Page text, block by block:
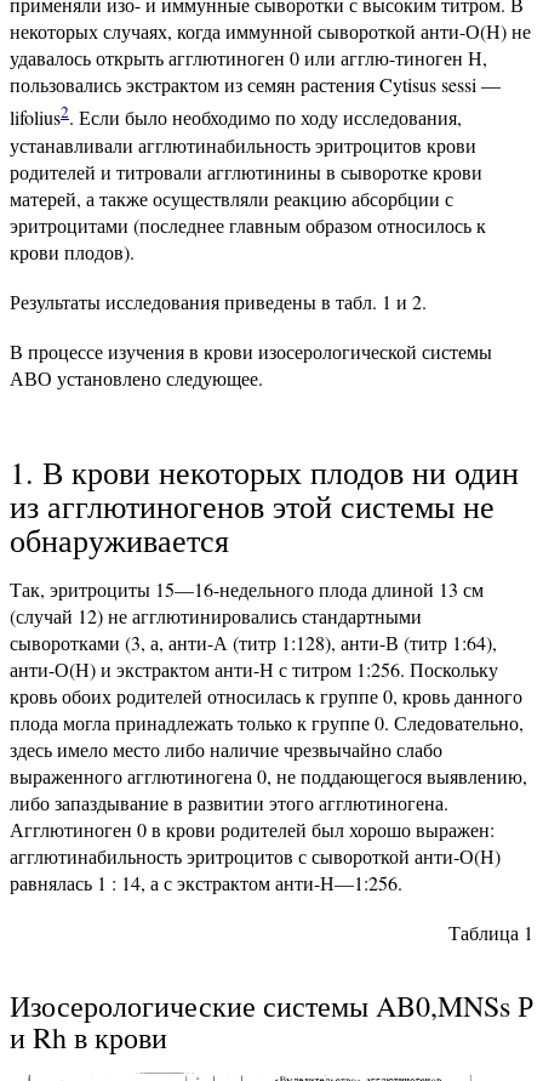
некоторых случаях, когда иммунной сывороткой анти-О(Н) не
удавалось открыть агглютиноген 0 или агглю-тиноген Н,
пользовались экстрактом из семян растения Cytisus sessi —
lifolius2. Если было необходимо по ходу исследования,
устанавливали агглютинабильность эритроцитов крови
родителей и титровали агглютинины в сыворотке крови
матерей, а также осуществляли реакцию абсорбции с
эритроцитами (последнее главным образом относилось к
крови плодов).
Результаты исследования приведены в табл. 1 и 2.
В процессе изучения в крови изосерологической системы
АВО установлено следующее.
1. В крови некоторых плодов ни один
из агглютиногенов этой системы не
обнаруживается
Так, эритроциты 15—16-недельного плода длиной 13 см
(случай 12) не агглютинировались стандартными
сыворотками (3, а, анти-А (титр 1:128), анти-В (титр 1:64),
анти-О(Н) и экстрактом анти-Н с титром 1:256. Поскольку
кровь обоих родителей относилась к группе 0, кровь данного
плода могла принадлежать только к группе 0. Следовательно,
здесь имело место либо наличие чрезвычайно слабо
выраженного агглютиногена 0, не поддающегося выявлению,
либо запаздывание в развитии этого агглютиногена.
Агглютиноген 0 в крови родителей был хорошо выражен:
агглютинабильность эритроцитов с сывороткой анти-О(Н)
равнялась 1 : 14, а с экстрактом анти-Н—1:256.
Таблица 1
Изосерологические системы AB0,MNSs Р
и Rh в крови